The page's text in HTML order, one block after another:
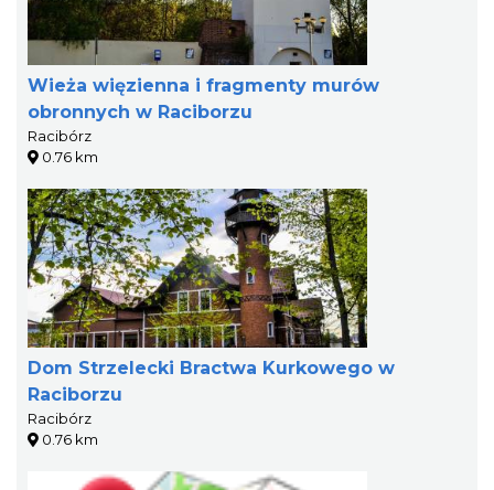
Wieża więzienna i fragmenty murów
obronnych w Raciborzu
Racibórz
0.76 km
Dom Strzelecki Bractwa Kurkowego w
Raciborzu
Racibórz
0.76 km